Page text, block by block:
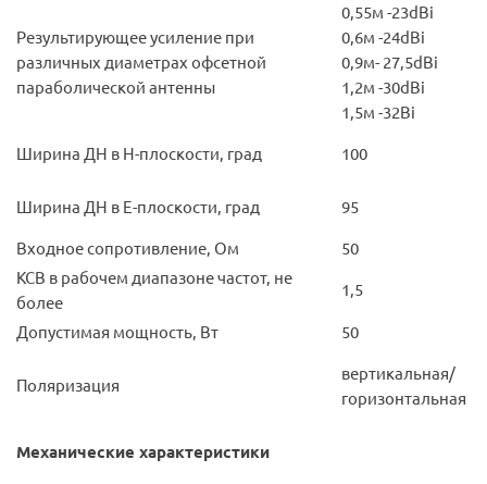
Результирующее усиление при
различных диаметрах офсетной
параболической антенны
0,55м -23dBi
0,6м -24dBi
0,9м- 27,5dBi
1,2м -30dBi
1,5м -32Bi
Ширина ДН в Н-плоскости, град
100
Ширина ДН в Е-плоскости, град
95
Входное сопротивление, Ом
50
КСВ в рабочем диапазоне частот, не
более
1,5
Допустимая мощность, Вт 50
Поляризация
вертикальная/
горизонтальная
Механические характеристики